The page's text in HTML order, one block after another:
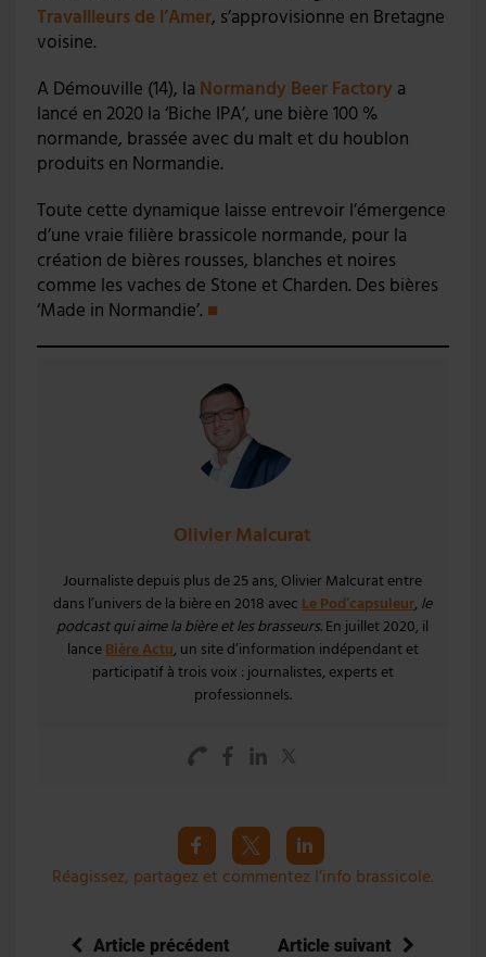
Travailleurs de l’Amer, s’approvisionne en Bretagne
voisine.
A Démouville (14), la Normandy Beer Factorya
lancé en 2020 la ‘Biche IPA’, une bière 100 %
normande, brassée avec du malt et du houblon
produits en Normandie.
Toute cette dynamique laisse entrevoir l’émergence
d’une vraie filière brassicole normande, pour la
création de bières rousses, blanches et noires
comme les vaches de Stone et Charden. Des bières
‘Made in Normandie’. ■
Olivier Malcurat
Journaliste depuis plus de 25 ans, Olivier Malcurat entre
dans l’univers de la bière en 2018 avec Le Pod’capsuleur, le
podcast qui aime la bière et les brasseurs. En juillet 2020, il
lance Bière Actu, un site d’information indépendant et
participatif à trois voix : journalistes, experts et
professionnels.
Réagissez, partagez et commentez l’info brassicole.
Article précédent Article suivant